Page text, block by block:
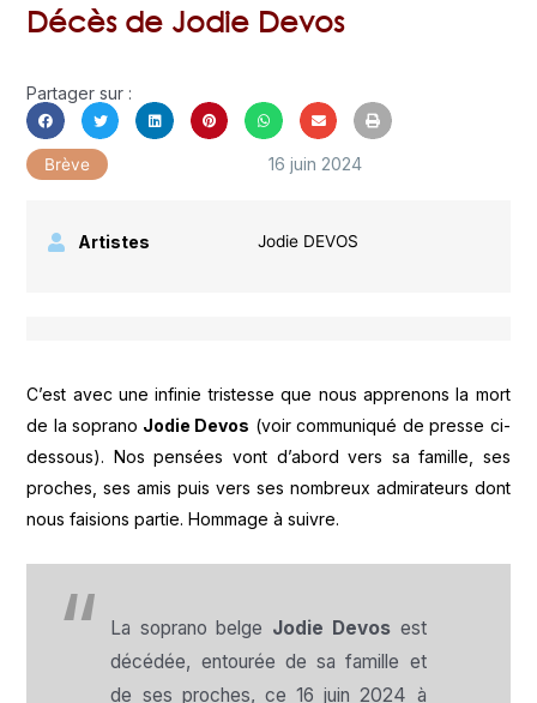
Décès de Jodie Devos
Partager sur :
Brève 16 juin 2024
Artistes Jodie DEVOS
C’est avec une infinie tristesse que nous apprenons la mort
de la soprano Jodie Devos (voir communiqué de presse ci-
dessous). Nos pensées vont d’abord vers sa famille, ses
proches, ses amis puis vers ses nombreux admirateurs dont
nous faisions partie. Hommage à suivre.
La soprano belge Jodie Devos est
décédée, entourée de sa famille et
de ses proches, ce 16 juin 2024 à